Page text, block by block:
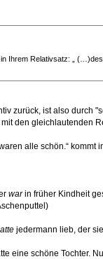
Ihrem Relativsatz: „
zurück, ist also durch
den gleichlautenden
alle schön.“ kommt
warin früher Kindheit
jedermann lieb, der
eine schöne Tochter.